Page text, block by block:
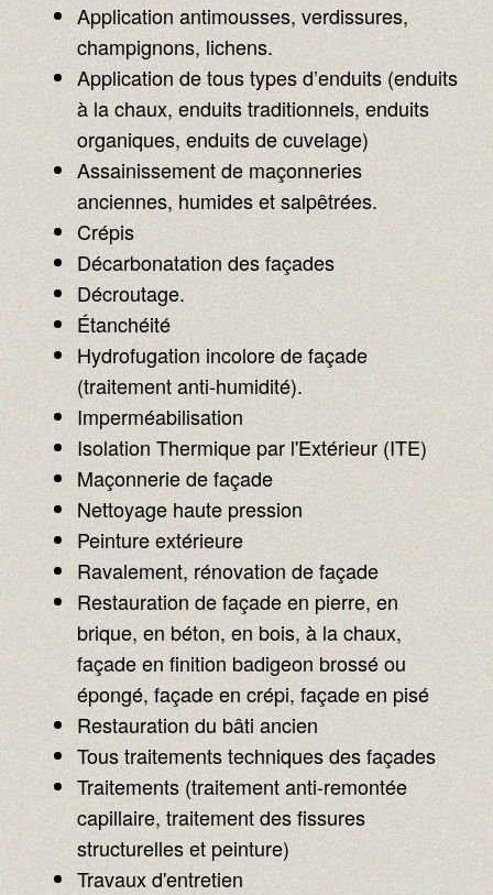
Application antimousses, verdissures,
champignons, lichens.
Application de tous types d’enduits (enduits
à la chaux, enduits traditionnels, enduits
organiques, enduits de cuvelage)
Assainissement de maçonneries
anciennes, humides et salpêtrées.
Crépis
Décarbonatation des façades
Décroutage.
Étanchéité
Hydrofugation incolore de façade
(traitement anti-humidité).
Imperméabilisation
Isolation Thermique par l'Extérieur (ITE)
Maçonnerie de façade
Nettoyage haute pression
Peinture extérieure
Ravalement, rénovation de façade
Restauration de façade en pierre, en
brique, en béton, en bois, à la chaux,
façade en finition badigeon brossé ou
épongé, façade en crépi, façade en pisé
Restauration du bâti ancien
Tous traitements techniques des façades
Traitements (traitement anti-remontée
capillaire, traitement des fissures
structurelles et peinture)
Travaux d'entretien